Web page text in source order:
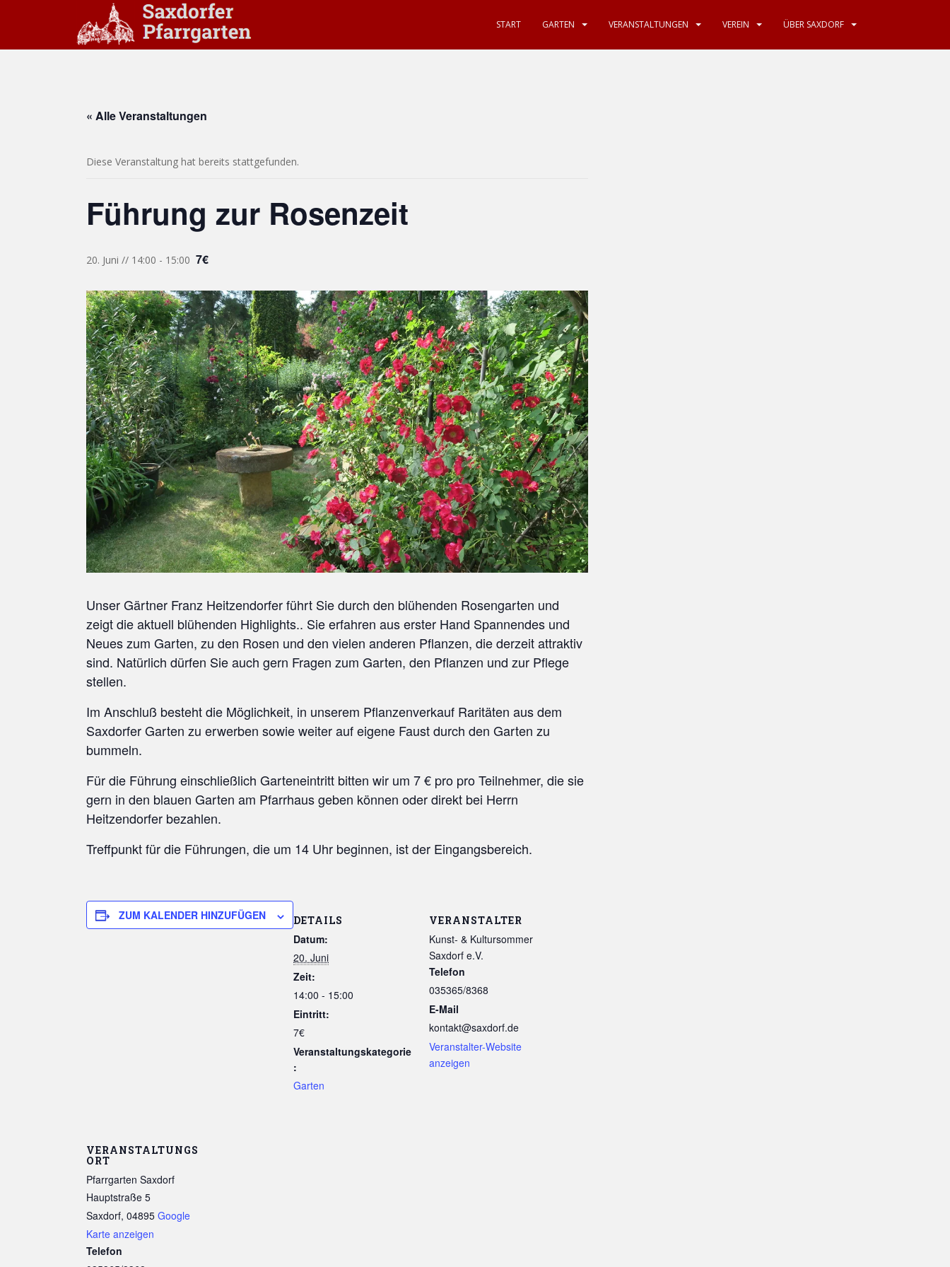
START GARTEN VERANSTALTUNGEN VEREIN ÜBER SAXDORF
« Alle Veranstaltungen
Diese Veranstaltung hat bereits stattgefunden.
Führung zur Rosenzeit
20. Juni // 14:00 - 15:00 7€
Unser Gärtner Franz Heitzendorfer führt Sie durch den blühenden Rosengarten und
zeigt die aktuell blühenden Highlights.. Sie erfahren aus erster Hand Spannendes und
Neues zum Garten, zu den Rosen und den vielen anderen Pflanzen, die derzeit attraktiv
sind. Natürlich dürfen Sie auch gern Fragen zum Garten, den Pflanzen und zur Pflege
stellen.
Im Anschluß besteht die Möglichkeit, in unserem Pflanzenverkauf Raritäten aus dem
Saxdorfer Garten zu erwerben sowie weiter auf eigene Faust durch den Garten zu
bummeln.
Für die Führung einschließlich Garteneintritt bitten wir um 7 € pro pro Teilnehmer, die sie
gern in den blauen Garten am Pfarrhaus geben können oder direkt bei Herrn
Heitzendorfer bezahlen.
Treffpunkt für die Führungen, die um 14 Uhr beginnen, ist der Eingangsbereich.
ZUM KALENDER HINZUFÜGEN DETAILS
Datum:
20. Juni
Zeit:
14:00 - 15:00
Eintritt:
7€
Veranstaltungskategorie
:
Garten
VERANSTALTER
Kunst- & Kultursommer
Saxdorf e.V.
Telefon
035365/8368
E-Mail
kontakt@saxdorf.de
Veranstalter-Website
anzeigen
VERANSTALTUNGS
ORT
Pfarrgarten Saxdorf
Hauptstraße 5
Saxdorf, 04895 Google
Karte anzeigen
Telefon